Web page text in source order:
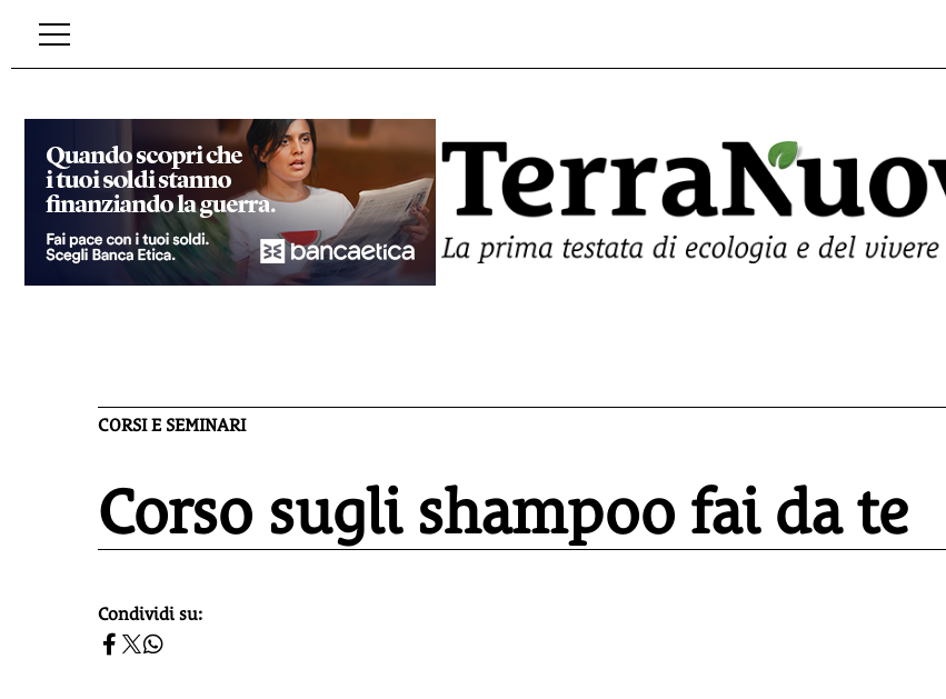
CORSI E SEMINARI
Corso sugli shampoo fai da te
homepage h2
Condividi su: